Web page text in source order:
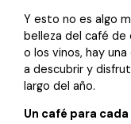
Y esto no es algo
belleza del café de
o los vinos, hay
a descubrir y
largo del año.
Un café para